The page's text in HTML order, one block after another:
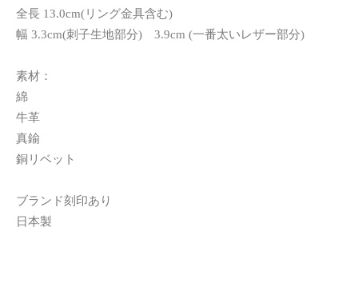
全長 13.0cm(リング金具含む)
幅 3.3cm(刺子生地部分) 3.9cm (一番太いレザー部分)
素材：
綿
牛革
真鍮
銅リベット
ブランド刻印あり
日本製